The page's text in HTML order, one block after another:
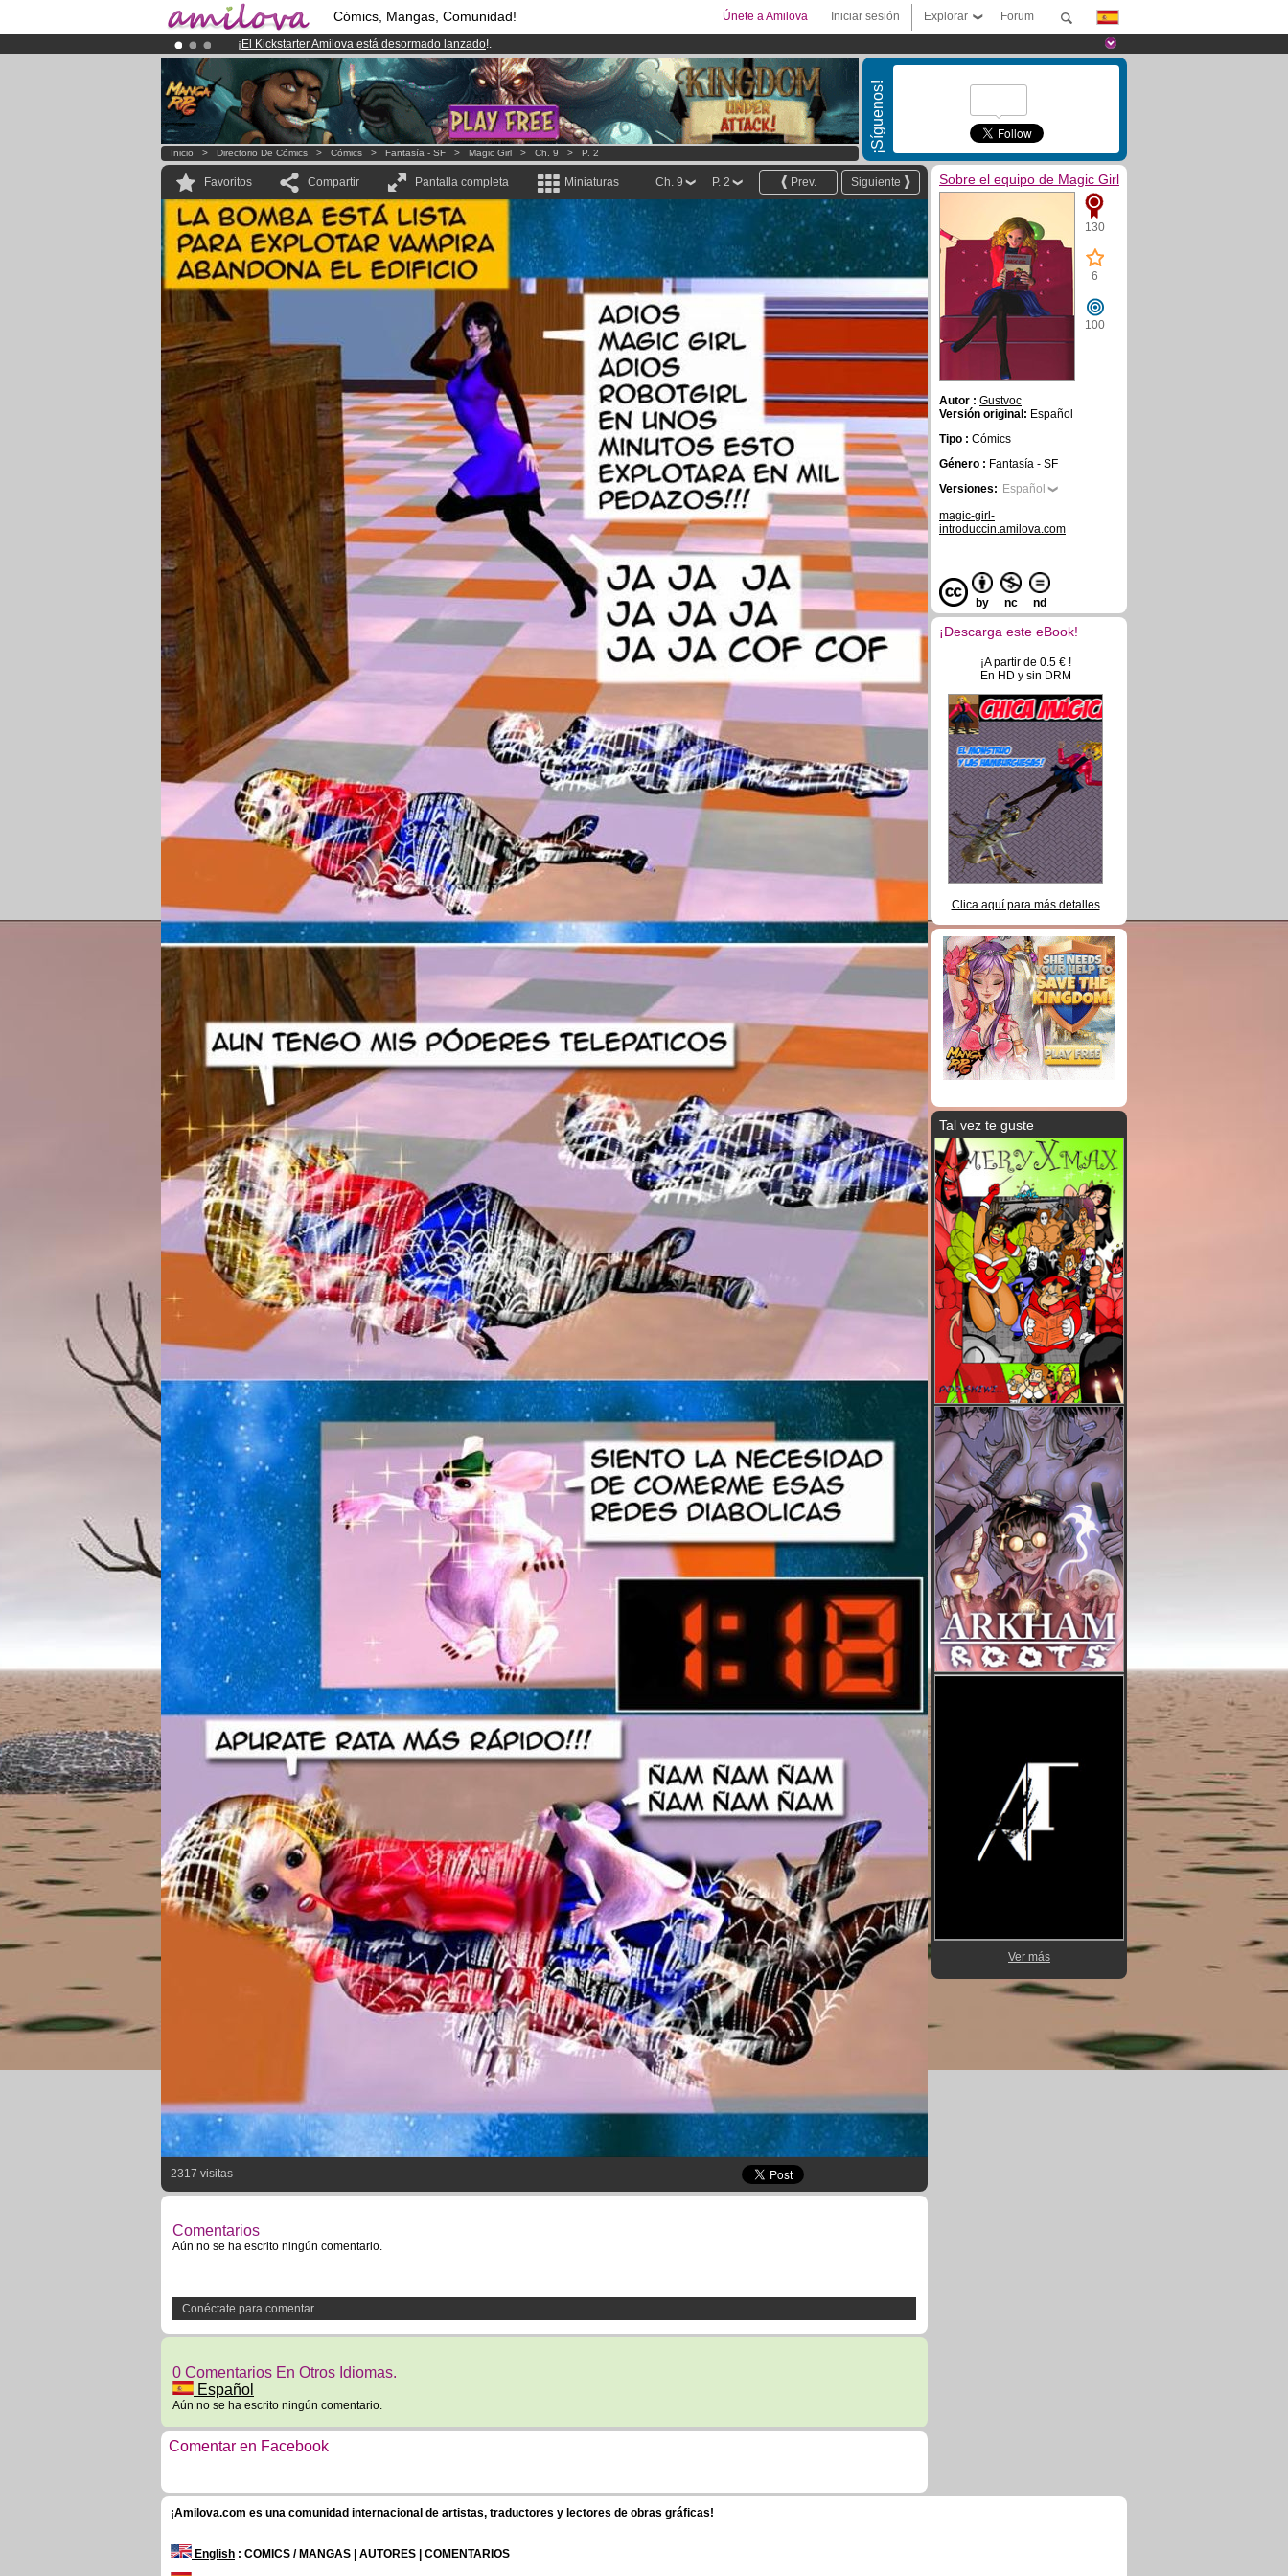
Cómics, Mangas, Comunidad! Forum
Explorar
Iniciar sesión
Únete a Amilova
¡ El Kickstarter Amilova está desormado lanzado!.
¡Ya tenemos 134393miembrosy 1208Cómics y Mangas!.
¡Conviertete en Premium por3.95 euros al mes!Hazte Premium ya
¡Síguenos!
Inicio > Directorio De Cómics > Cómics > Fantasía - SF > Magic Girl > Ch. 9 > P. 2
Favoritos Compartir Pantalla completa Miniaturas Siguiente
Prev.
P. 2
Ch. 9
2317 visitas
Comentarios
Aún no se ha escrito ningún comentario.
Conéctate para comentar
0 Comentarios En Otros Idiomas.
Español
Aún no se ha escrito ningún comentario.
Comentar en Facebook
Sobre el equipo de Magic Girl
130
6
100
Autor : Gustvoc
Versión original: Español
Tipo : Cómics
Género : Fantasía - SF
Versiones: Español
magic-girl-
introduccin.amilova.com
by nc nd
¡Descarga este eBook!
¡A partir de 0.5 € !
En HD y sin DRM
Clica aquí para más detalles
Tal vez te guste
Ver más
¡Amilova.com es una comunidad internacional de artistas, traductores y lectores de obras gráficas!
English : COMICS / MANGAS | AUTORES | COMENTARIOS